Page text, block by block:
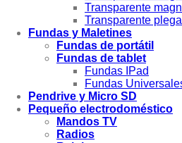
Transparente
Transparente
Fundas y Maletines
Fundas de portátil
Fundas de tablet
Fundas IPad
Fundas
Pendrive y Micro SD
Pequeño electrodoméstico
Mandos TV
Radios